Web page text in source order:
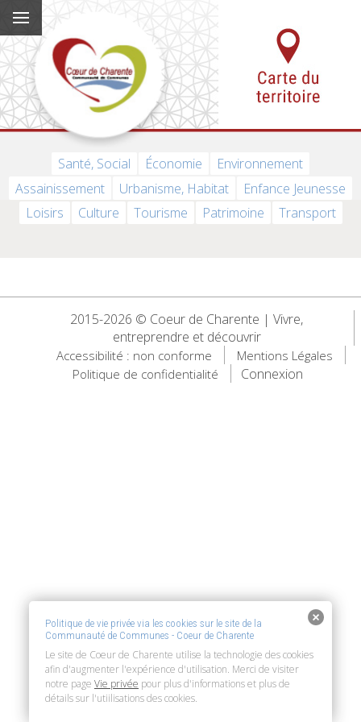
Santé, Social Économie
Environnement
Assainissement
Urbanisme, Habitat
Enfance Jeunesse
Loisirs
Culture Tourisme Patrimoine Transport
2015-2026 © Coeur de Charente | Vivre,
entreprendre et découvrir
Accessibilité : non conforme
Mentions Légales
Politique de confidentialité
Connexion
Politique de vie privée via les cookies sur le site de la
Communauté de Communes - Coeur de Charente
Le site de Coeur de Charente utilise la technologie des cookies
afin d'augmenter l'expérience d'utilisation. Merci de visiter
notre page Vie privée pour plus d'informations et plus de
détails sur l'utiilisations des cookies.